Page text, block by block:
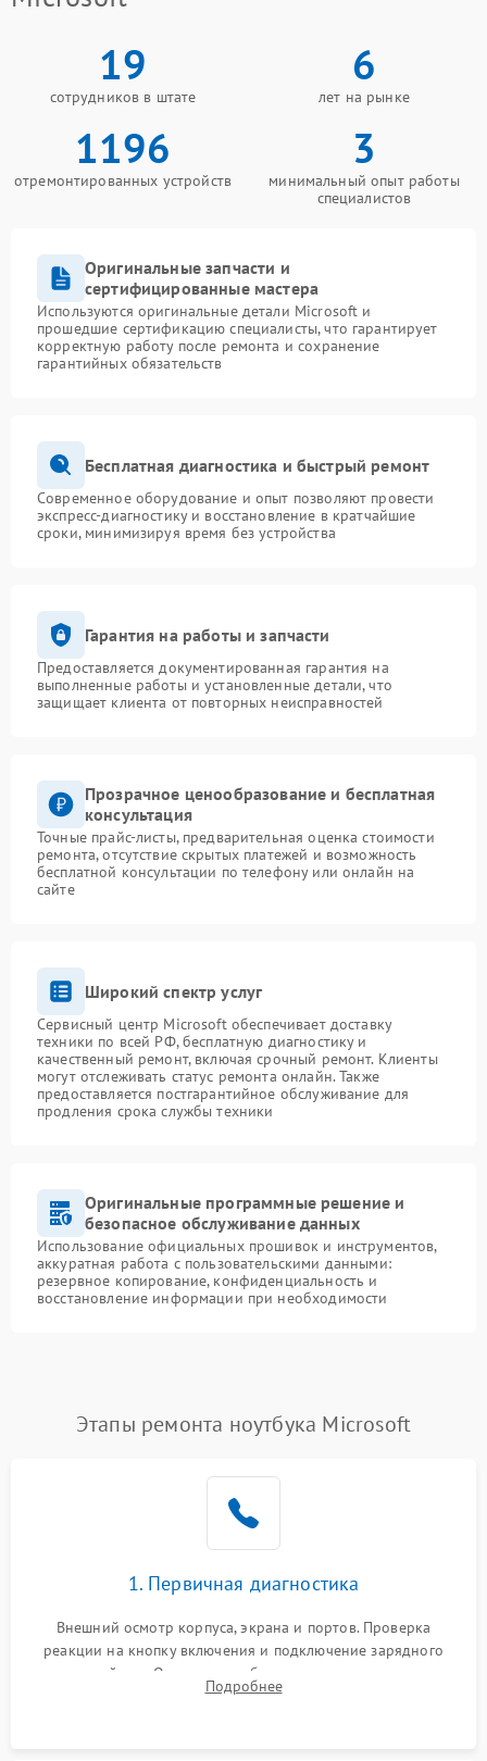
19
сотрудников в штате
6
лет на рынке
1196
отремонтированных устройств
3
минимальный опыт работы
специалистов
Оригинальные запчасти и
сертифицированные мастера
Используются оригинальные детали Microsoft и
прошедшие сертификацию специалисты, что гарантирует
корректную работу после ремонта и сохранение
гарантийных обязательств
Бесплатная диагностика и быстрый ремонт
Современное оборудование и опыт позволяют провести
экспресс-диагностику и восстановление в кратчайшие
сроки, минимизируя время без устройства
Гарантия на работы и запчасти
Предоставляется документированная гарантия на
выполненные работы и установленные детали, что
защищает клиента от повторных неисправностей
Прозрачное ценообразование и бесплатная
консультация
Точные прайс-листы, предварительная оценка стоимости
ремонта, отсутствие скрытых платежей и возможность
бесплатной консультации по телефону или онлайн на
сайте
Широкий спектр услуг
Сервисный центр Microsoft обеспечивает доставку
техники по всей РФ, бесплатную диагностику и
качественный ремонт, включая срочный ремонт. Клиенты
могут отслеживать статус ремонта онлайн. Также
предоставляется постгарантийное обслуживание для
продления срока службы техники
Оригинальные программные решение и
безопасное обслуживание данных
Использование официальных прошивок и инструментов,
аккуратная работа с пользовательскими данными:
резервное копирование, конфиденциальность и
восстановление информации при необходимости
Этапы ремонта ноутбука Microsoft
1. Первичная диагностика
Внешний осмотр корпуса, экрана и портов. Проверка
реакции на кнопку включения и подключение зарядного
устройства. Оценка потребления тока с помощью
лабораторного блока питания для локализации проблемы.
Подробнее